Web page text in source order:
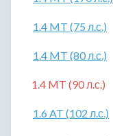
1.4 MT (75 л.с.)
1.4 MT (80 л.с.)
1.4 MT (90 л.с.)
1.6 AT (102 л.с.)